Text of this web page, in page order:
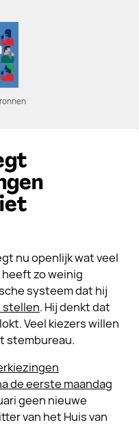
nu openlijk wat veel
heeft zo weinig
systeem dat hij
stellen. Hij denkt dat
Veel kiezers willen
stembureau.
de eerste maandag
geen nieuwe
van het Huis van